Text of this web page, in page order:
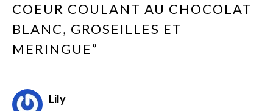
COEUR COULANT AU CHOCOLAT
BLANC, GROSEILLES ET
MERINGUE”
Lily